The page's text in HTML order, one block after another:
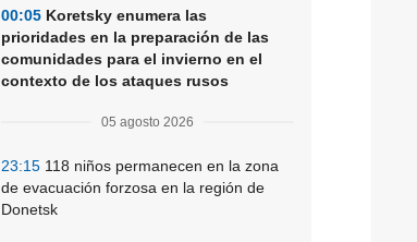
00:05 Koretsky enumera las
prioridades en la preparación de las
comunidades para el invierno en el
contexto de los ataques rusos
05 agosto 2026
23:15 118 niños permanecen en la zona
de evacuación forzosa en la región de
Donetsk